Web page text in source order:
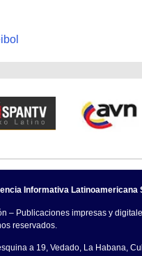
Informativa Latinoamericana
– Publicaciones impresas y
reservados.
a 19, Vedado, La Habana,